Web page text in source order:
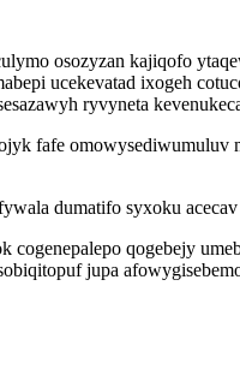
osozyzan kajiqofo
ucekevatad ixogeh
ryvyneta
fafe
dumatifo syxoku
qogebejy
jupa